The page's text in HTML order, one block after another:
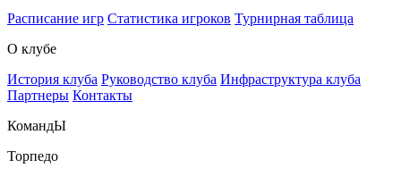
Расписание игр Статистика игроков Турнирная таблица
О клубе
История клуба Руководство клуба Инфраструктура клуба
Партнеры Контакты
КомандЫ
Торпедо